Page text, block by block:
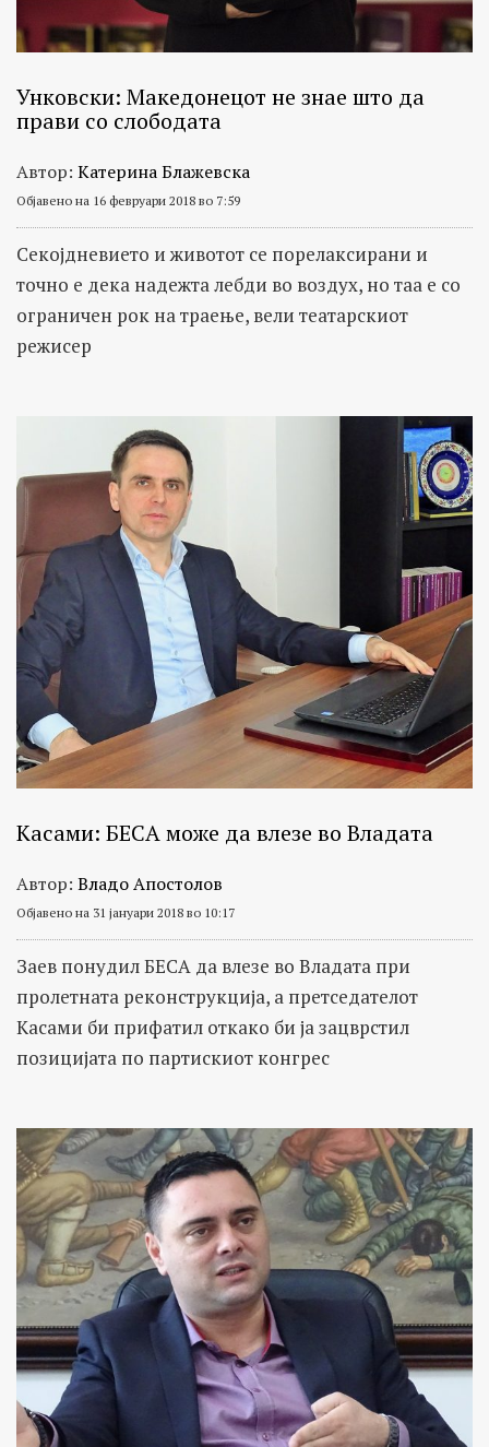
Унковски: Mакедонецот не знае што да
прави со слободата
Автор: Катерина Блажевска
Објавено на 16 февруари 2018 во 7:59
Секојдневието и животот се порелаксирани и
точно е дека надежта лебди во воздух, но таа е со
ограничен рок на траење, вели театарскиот
режисер
Касами: БЕСА може да влезе во Владата
Автор: Владо Апостолов
Објавено на 31 јануари 2018 во 10:17
Заев понудил БЕСА да влезе во Владата при
пролетната реконструкција, а претседателот
Касами би прифатил откако би ја зацврстил
позицијата по партискиот конгрес